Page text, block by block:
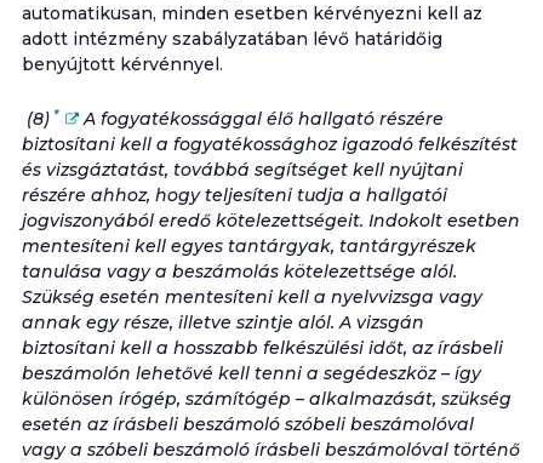
automatikusan, minden esetben kérvényezni kell az
adott intézmény szabályzatában lévő határidőig
benyújtott kérvénnyel.
(8)*
A fogyatékossággal élő hallgató részére
biztosítani kell a fogyatékossághoz igazodó felkészítést
és vizsgáztatást, továbbá segítséget kell nyújtani
részére ahhoz, hogy teljesíteni tudja a hallgatói
jogviszonyából eredő kötelezettségeit. Indokolt esetben
mentesíteni kell egyes tantárgyak, tantárgyrészek
tanulása vagy a beszámolás kötelezettsége alól.
Szükség esetén mentesíteni kell a nyelvvizsga vagy
annak egy része, illetve szintje alól. A vizsgán
biztosítani kell a hosszabb felkészülési időt, az írásbeli
beszámolón lehetővé kell tenni a segédeszköz – így
különösen írógép, számítógép – alkalmazását, szükség
esetén az írásbeli beszámoló szóbeli beszámolóval
vagy a szóbeli beszámoló írásbeli beszámolóval történő